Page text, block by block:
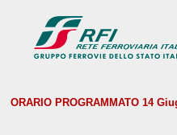
ORARIO PROGRAMMATO 14